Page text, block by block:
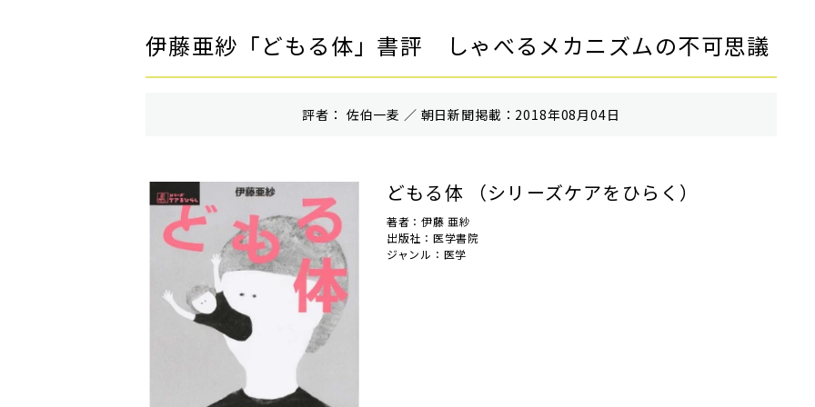
伊藤亜紗「どもる体」書評 しゃべるメカニズムの不可思議
評者： 佐伯一麦 ／ 朝⽇新聞掲載：2018年08月04日
どもる体 （シリーズケアをひらく）
著者：伊藤 亜紗
出版社：医学書院
ジャンル：医学